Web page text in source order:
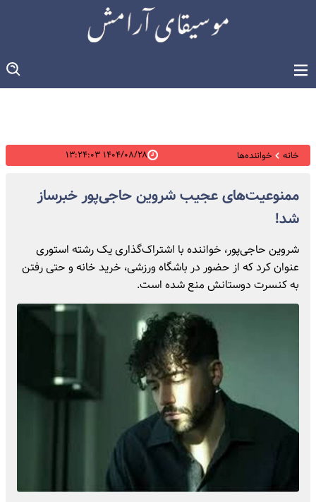
خانه خواننده‌ها ۱۴۰۴/۰۸/۲۸ ۱۳:۲۴:۰۳
ممنوعیت‌های عجیب شروین حاجی‌پور خبرساز
شد!
شروین حاجی‌پور، خواننده با اشتراک‌گذاری یک رشته استوری
عنوان کرد که از حضور در باشگاه ورزشی، خرید خانه و حتی رفتن
به کنسرت دوستانش منع شده است.